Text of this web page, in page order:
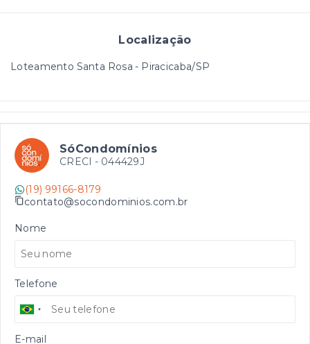
Localização
Loteamento Santa Rosa - Piracicaba/SP
SóCondomínios
CRECI - 044429J
(19) 99166-8179
contato@socondominios.com.br
Nome
Telefone
E-mail